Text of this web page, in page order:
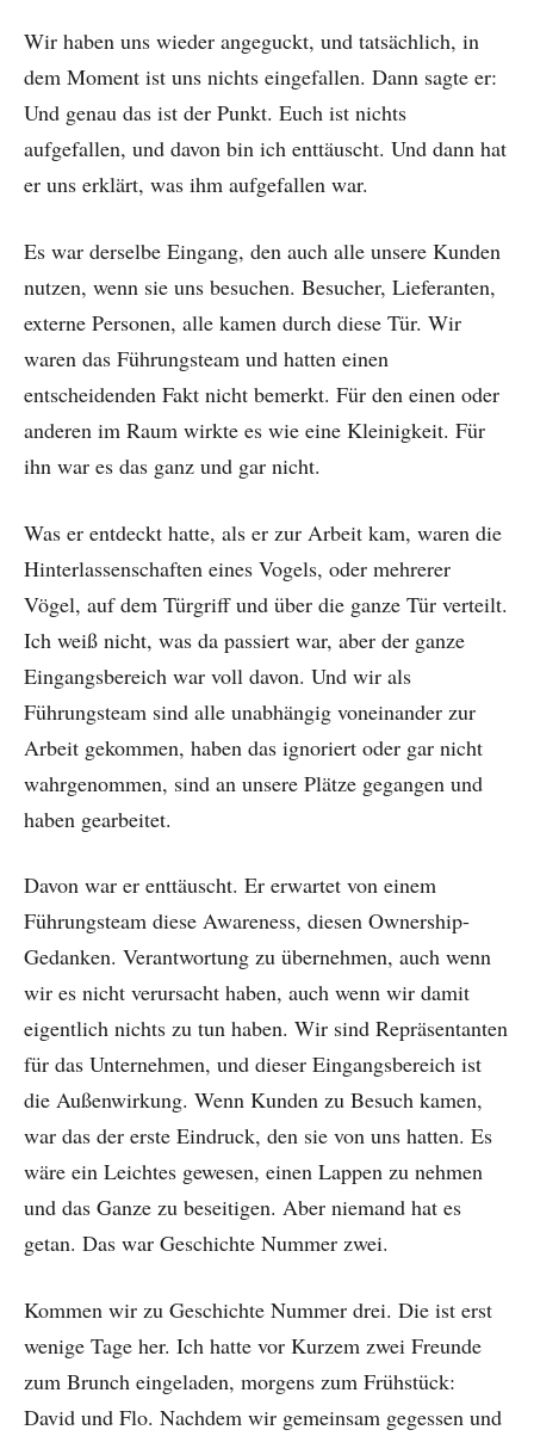
Wir haben uns wieder angeguckt, und tatsächlich, in
dem Moment ist uns nichts eingefallen. Dann sagte er:
Und genau das ist der Punkt. Euch ist nichts
aufgefallen, und davon bin ich enttäuscht. Und dann hat
er uns erklärt, was ihm aufgefallen war.
Es war derselbe Eingang, den auch alle unsere Kunden
nutzen, wenn sie uns besuchen. Besucher, Lieferanten,
externe Personen, alle kamen durch diese Tür. Wir
waren das Führungsteam und hatten einen
entscheidenden Fakt nicht bemerkt. Für den einen oder
anderen im Raum wirkte es wie eine Kleinigkeit. Für
ihn war es das ganz und gar nicht.
Was er entdeckt hatte, als er zur Arbeit kam, waren die
Hinterlassenschaften eines Vogels, oder mehrerer
Vögel, auf dem Türgriff und über die ganze Tür verteilt.
Ich weiß nicht, was da passiert war, aber der ganze
Eingangsbereich war voll davon. Und wir als
Führungsteam sind alle unabhängig voneinander zur
Arbeit gekommen, haben das ignoriert oder gar nicht
wahrgenommen, sind an unsere Plätze gegangen und
haben gearbeitet.
Davon war er enttäuscht. Er erwartet von einem
Führungsteam diese Awareness, diesen Ownership-
Gedanken. Verantwortung zu übernehmen, auch wenn
wir es nicht verursacht haben, auch wenn wir damit
eigentlich nichts zu tun haben. Wir sind Repräsentanten
für das Unternehmen, und dieser Eingangsbereich ist
die Außenwirkung. Wenn Kunden zu Besuch kamen,
war das der erste Eindruck, den sie von uns hatten. Es
wäre ein Leichtes gewesen, einen Lappen zu nehmen
und das Ganze zu beseitigen. Aber niemand hat es
getan. Das war Geschichte Nummer zwei.
Kommen wir zu Geschichte Nummer drei. Die ist erst
wenige Tage her. Ich hatte vor Kurzem zwei Freunde
zum Brunch eingeladen, morgens zum Frühstück:
David und Flo. Nachdem wir gemeinsam gegessen und